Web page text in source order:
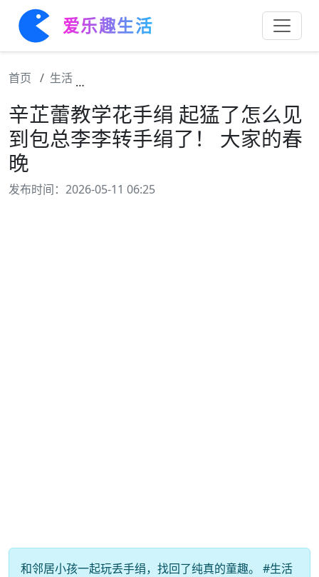
爱乐趣生活
首页 生活
辛芷蕾教学花手绢 起猛了怎么见
到包总李李转手绢了！ 大家的春
晚
发布时间：2026-05-11 06:25
和邻居小孩一起玩丢手绢，找回了纯真的童趣。 #生活